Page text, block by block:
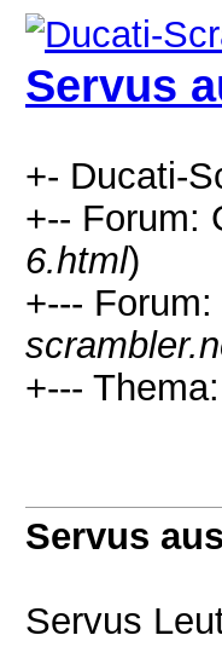
Servus
+- Ducati-
+-- Forum:
6.html)
+---
+---
Servus
Servus